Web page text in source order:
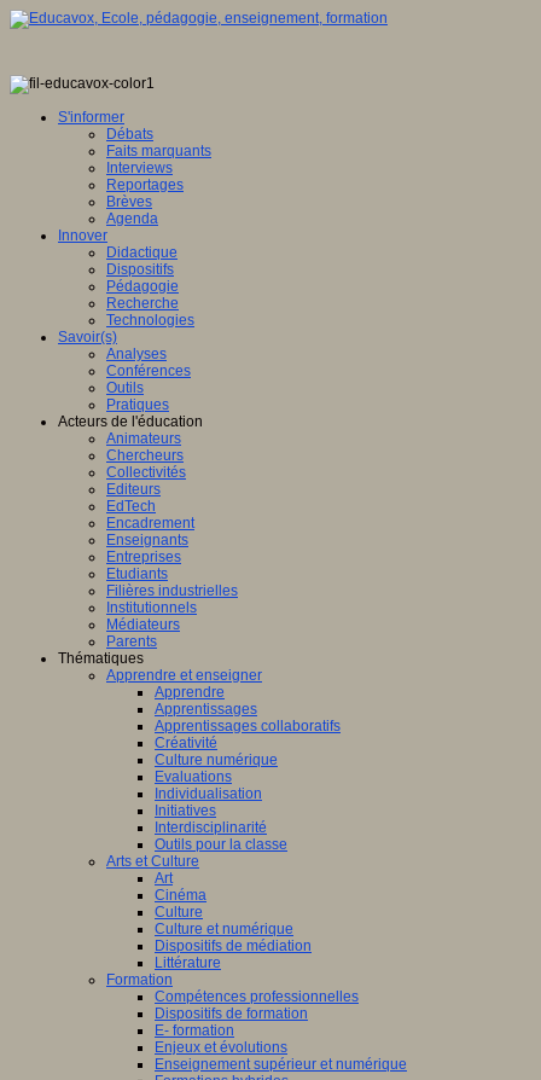
S'informer
Débats
Faits marquants
Interviews
Reportages
Brèves
Agenda
Innover
Didactique
Dispositifs
Pédagogie
Recherche
Technologies
Savoir(s)
Analyses
Conférences
Outils
Pratiques
Acteurs de l'éducation
Animateurs
Chercheurs
Collectivités
Editeurs
EdTech
Encadrement
Enseignants
Entreprises
Etudiants
Filières industrielles
Institutionnels
Médiateurs
Parents
Thématiques
Apprendre et enseigner
Apprendre
Apprentissages
Apprentissages collaboratifs
Créativité
Culture numérique
Evaluations
Individualisation
Initiatives
Interdisciplinarité
Outils pour la classe
Arts et Culture
Art
Cinéma
Culture
Culture et numérique
Dispositifs de médiation
Littérature
Formation
Compétences professionnelles
Dispositifs de formation
E- formation
Enjeux et évolutions
Enseignement supérieur et numérique